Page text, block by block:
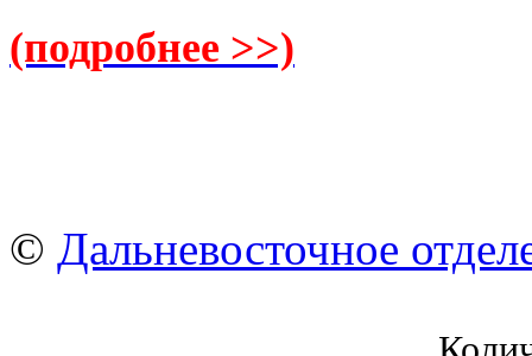
(подробнее >>)
© Дальневосточное